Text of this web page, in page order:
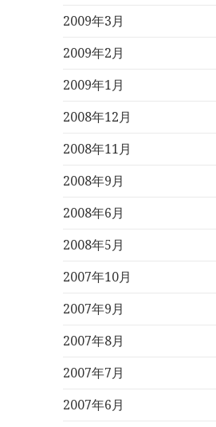
2009年3月
2009年2月
2009年1月
2008年12月
2008年11月
2008年9月
2008年6月
2008年5月
2007年10月
2007年9月
2007年8月
2007年7月
2007年6月